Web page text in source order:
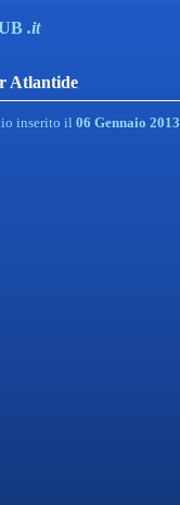
.it
Atlantide
inserito il 06 Gennaio 2013